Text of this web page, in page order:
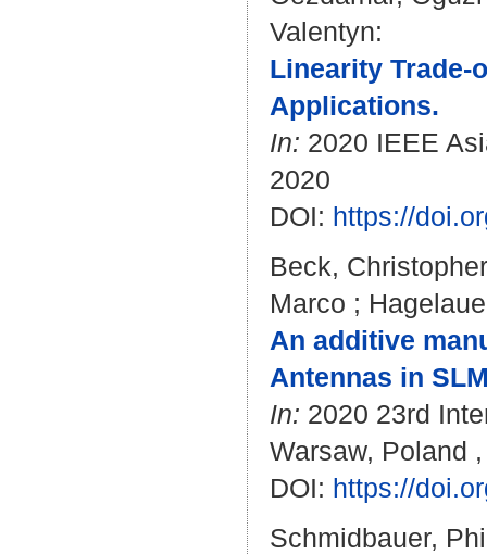
Valentyn:
Linearity Trade-
Applications.
In: 2020 IEEE
2020
DOI: https://
Beck, Christopher
Marco ;
An additive
Antennas in
In: 2020 23rd
Warsaw, Poland
DOI: https://
Schmidbauer,